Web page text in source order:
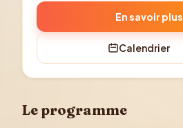
En savoir plus
Calendrier
Le programme